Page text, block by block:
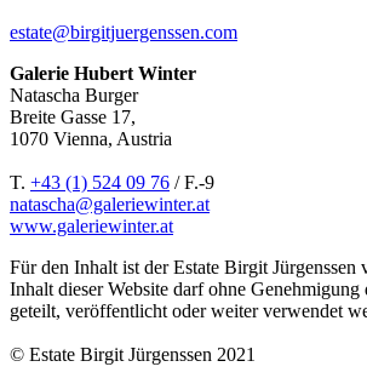
estate@birgitjuergenssen.com
Galerie Hubert Winter
Natascha Burger
Breite Gasse 17,
1070 Vienna, Austria
T. +43 (1) 524 09 76 / F.-9
natascha@galeriewinter.at
www.galeriewinter.at
Für den Inhalt ist der Estate Birgit
Inhalt dieser Website darf ohne Genehmigung
geteilt, veröffentlicht oder weiter verwendet
© Estate Birgit Jürgenssen 2021